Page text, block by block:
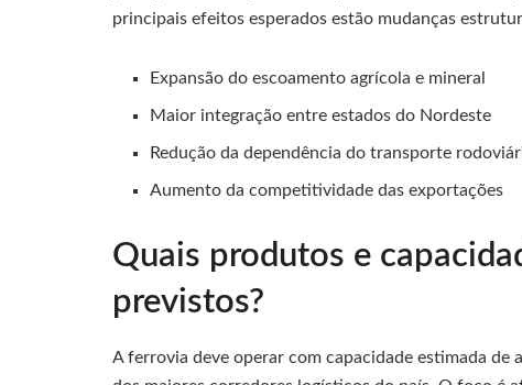
principais efeitos esperados estão mudanças
Expansão do escoamento agrícola e mineral
Maior integração entre estados do Nordeste
Redução da dependência do transporte
Aumento da competitividade das exportações
Quais produtos e
previstos?
A ferrovia deve operar com capacidade estimada de